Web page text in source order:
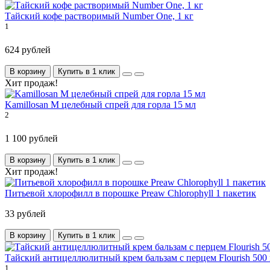
Тайский кофе растворимый Number One, 1 кг
1
624 рублей
В корзину Купить в 1 клик
Хит продаж!
Kamillosan M целебный спрей для горла 15 мл
2
1 100 рублей
В корзину Купить в 1 клик
Хит продаж!
Питьевой хлорофилл в порошке Preaw Chlorophyll 1 пакетик
33 рублей
В корзину Купить в 1 клик
Тайский антицеллюлитный крем бальзам с перцем Flourish 500
1